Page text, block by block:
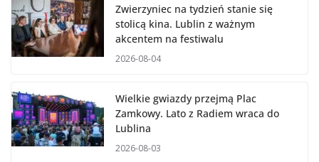
Zwierzyniec na tydzień stanie się
stolicą kina. Lublin z ważnym
akcentem na festiwalu
2026-08-04
Wielkie gwiazdy przejmą Plac
Zamkowy. Lato z Radiem wraca do
Lublina
2026-08-03